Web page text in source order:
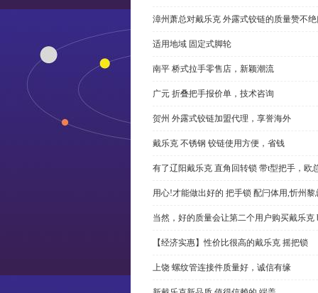
漳州萧总对戴乐克 外露式铰链的质量赞不
适用地域 固定式脚轮
南平 桥式拉手零售店，新颖潮流
广元 折叠把手报价单，技术咨询
贺州 外露式铰链加盟代理，享誉海外
戴乐克 不锈钢 铰链使用方便，省钱
有了辽阳戴乐克 直角回转锁 带t型把手，欧
用心!才能做出好的 把手锁 配闩体用,忻州黎
当然，好的质量会让第二个用户购买戴乐克
【经济实惠】性价比很高的戴乐克 摇把锁
上饶 螺纹管连接件质量好，诚信有缘